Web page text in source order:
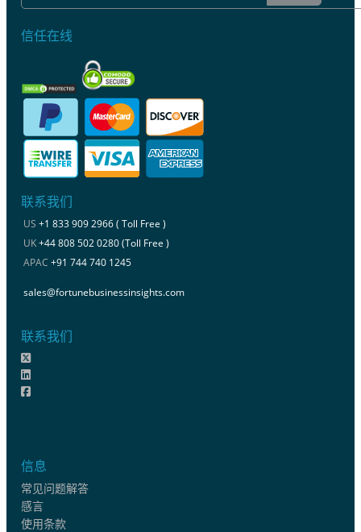
信任在线
联系我们
US +1 833 909 2966 ( Toll Free )
UK+44 808 502 0280 (Toll Free )
APAC +91 744 740 1245
sales@fortunebusinessinsights.com
联系我们
信息
常见问题解答
感言
使用条款